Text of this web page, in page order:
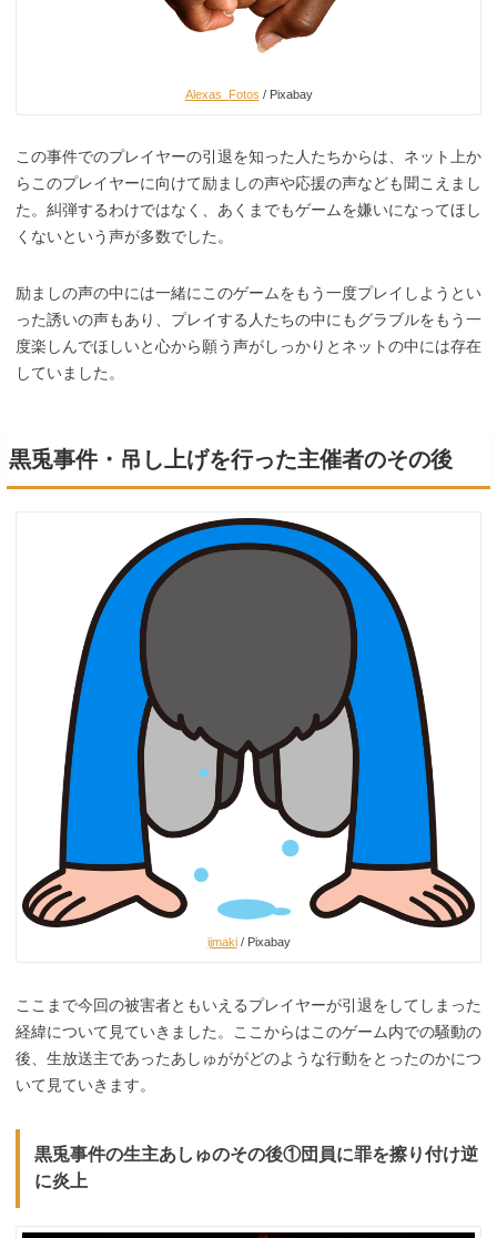
Alexas_Fotos / Pixabay
この事件でのプレイヤーの引退を知った人たちからは、ネット上か
らこのプレイヤーに向けて励ましの声や応援の声なども聞こえまし
た。糾弾するわけではなく、あくまでもゲームを嫌いになってほし
くないという声が多数でした。
励ましの声の中には一緒にこのゲームをもう一度プレイしようとい
った誘いの声もあり、プレイする人たちの中にもグラブルをもう一
度楽しんでほしいと心から願う声がしっかりとネットの中には存在
していました。
黒兎事件・吊し上げを行った主催者のその後
ijmaki/ Pixabay
ここまで今回の被害者ともいえるプレイヤーが引退をしてしまった
経緯について見ていきました。ここからはこのゲーム内での騒動の
後、生放送主であったあしゅががどのような行動をとったのかにつ
いて見ていきます。
黒兎事件の生主あしゅのその後①団員に罪を擦り付け逆
に炎上